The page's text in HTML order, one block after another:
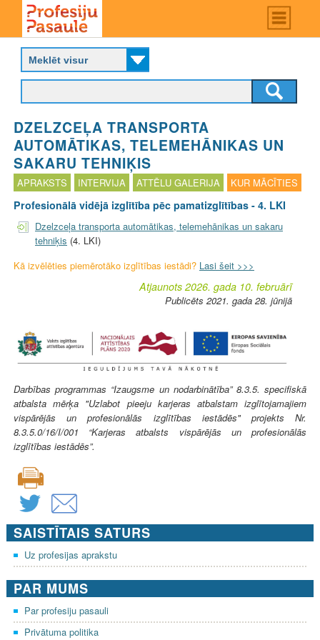
main
content
Main
menu
P
o
f
e
i
j
u
p
a
s
a
u
e
DZELZCEĻA TRANSPORTA
AUTOMĀTIKAS, TELEMEHĀNIKAS UN
SAKARU TEHNIĶIS
APRAKSTS INTERVIJA ATTĒLU GALERIJA KUR MĀCĪTIES
Profesionālā vidējā izglītība pēc pamatizglītības - 4. LKI
Dzelzceļa transporta automātikas, telemehānikas un sakaru
tehniķis (4. LKI)
Kā izvēlēties piemērotāko izglītības iestādi? Lasi šeit >>>
Atjaunots 2026. gada 10. februārī
Publicēts 2021. gada 28. jūnijā
Darbības programmas “Izaugsme un nodarbinātība” 8.3.5. specifiskā
atbalsta mērķa "Uzlabot pieeju karjeras atbalstam izglītojamajiem
vispārējās un profesionālās izglītības iestādēs" projekts Nr.
8.3.5.0/16/I/001 “Karjeras atbalsts vispārējās un profesionālās
izglītības iestādēs”.
SAISTĪTAIS SATURS
Uz profesijas aprakstu
PAR MUMS
Par profesiju pasauli
Privātuma politika